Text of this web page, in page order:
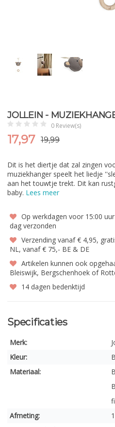
JOLLEIN -
0 Review(s)
17,97 19,99
Dit is het diertje dat zal zingen
muziekhanger speelt het liedje
aan het touwtje trekt. Dit kan
baby. Lees meer
Op werkdagen voor 15:00
dag verzonden
Verzending vanaf € 4,95,
NL, vanaf € 75,- BE & DE
Artikelen kunnen ook
Bleiswijk, Bergschenhoek of
14 dagen bedenktijd
Specificaties
Merk:
Kleur:
Materiaal:
Afmeting: